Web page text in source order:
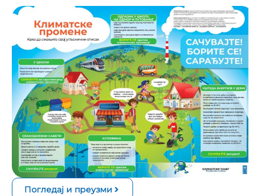
Погледај и преузми